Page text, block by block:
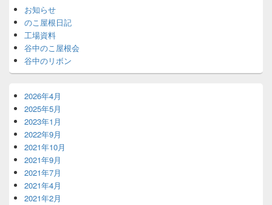
ト
ア
お知らせ
のこ屋根日記
工場資料
谷中のこ屋根会
谷中のリボン
2026年4月
2025年5月
2023年1月
2022年9月
2021年10月
2021年9月
2021年7月
2021年4月
2021年2月